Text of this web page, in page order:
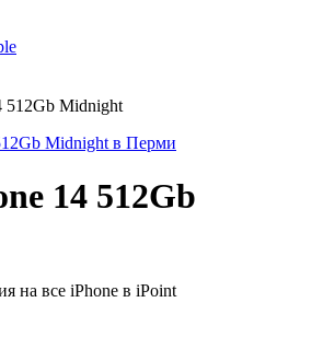
512Gb Midnight
14 512Gb
на все iPhone в iPoint